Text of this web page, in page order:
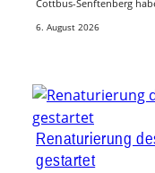
Cottbus-Senftenberg
6. August 2026
Renaturierung
gestartet